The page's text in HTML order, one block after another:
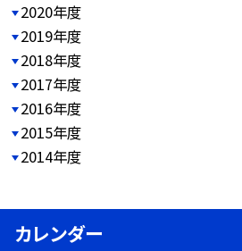
2020年度
2019年度
2018年度
2017年度
2016年度
2015年度
2014年度
カレンダー